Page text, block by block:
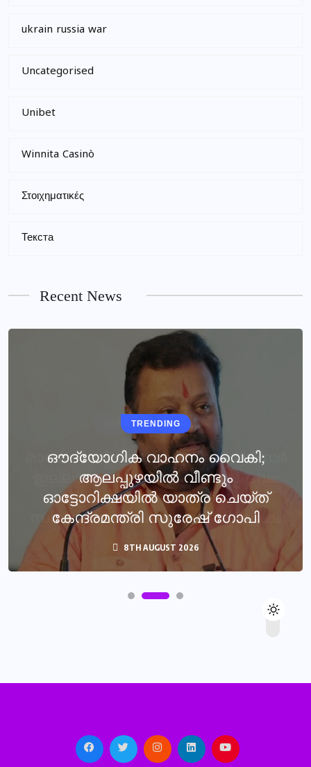
ukrain russia war
Uncategorised
Unibet
Winnita Casinò
Στοιχηματικές
Текста
Recent News
TRENDING
ഔദ്യോഗിക വാഹനം വൈകി;
ആലപ്പുഴയിൽ വീണ്ടും
ഓട്ടോറിക്ഷയിൽ യാത്ര ചെയ്ത്
കേന്ദ്രമന്ത്രി സുരേഷ് ഗോപി
8TH AUGUST 2026